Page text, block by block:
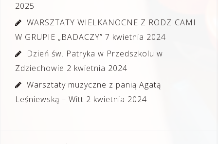
2025
WARSZTATY WIELKANOCNE Z RODZICAMI
W GRUPIE „BADACZY” 7 kwietnia 2024
Dzień św. Patryka w Przedszkolu w
Zdziechowie 2 kwietnia 2024
Warsztaty muzyczne z panią Agatą
Leśniewską – Witt 2 kwietnia 2024